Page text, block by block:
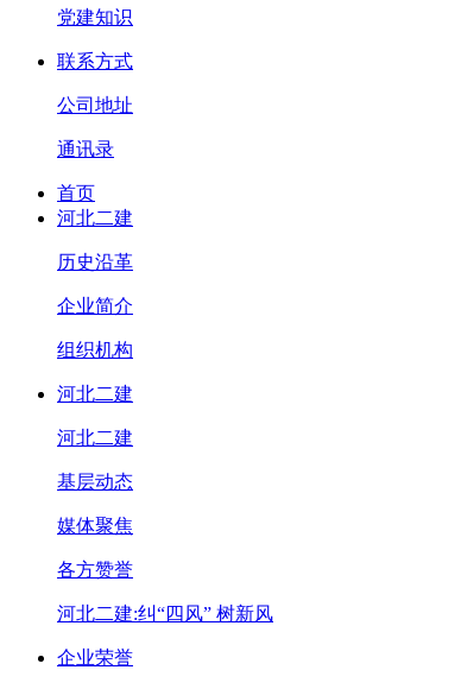
党建知识
联系方式
公司地址
通讯录
首页
河北二建
历史沿革
企业简介
组织机构
河北二建
河北二建
基层动态
媒体聚焦
各方赞誉
河北二建:纠“四风” 树新风
企业荣誉